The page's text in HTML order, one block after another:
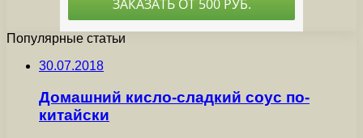
Популярные статьи
30.07.2018
Домашний кисло-сладкий соус по-
китайски